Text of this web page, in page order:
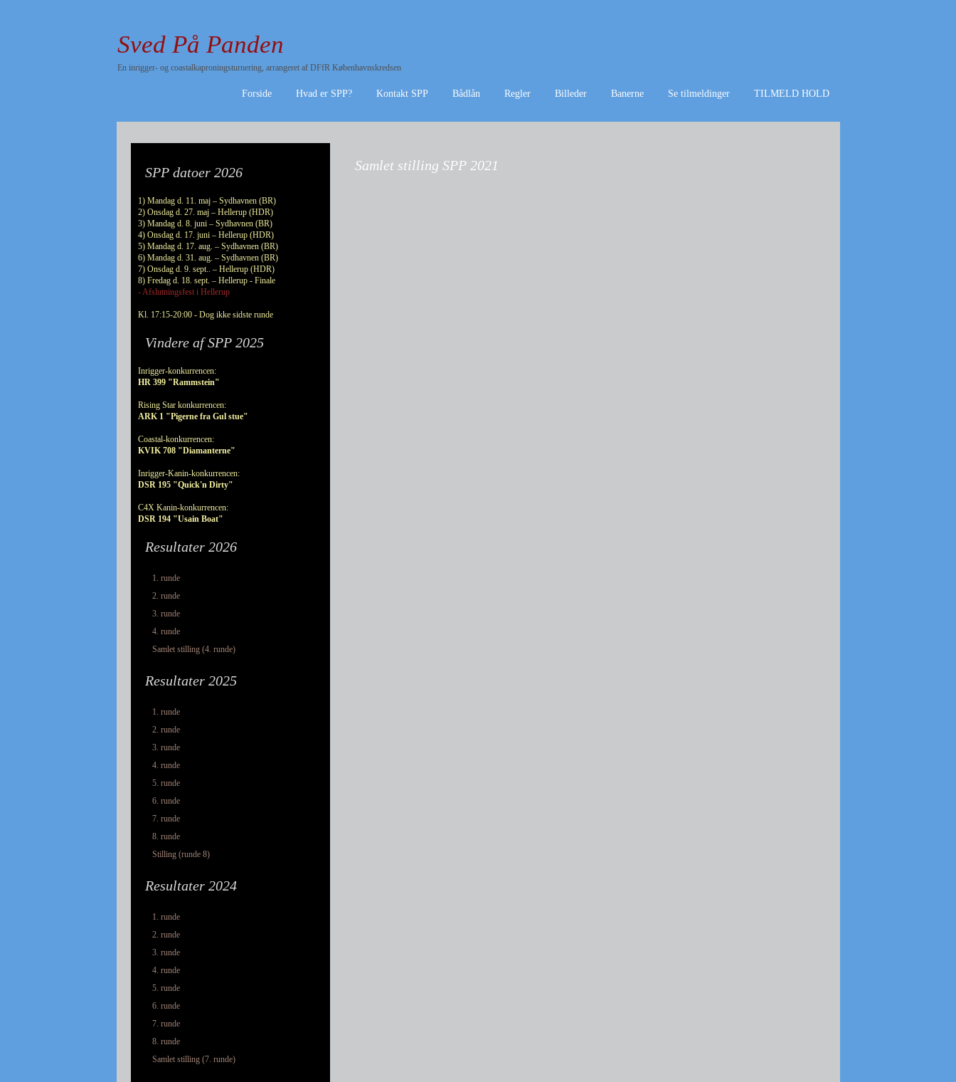
Sved På Panden
En inrigger- og coastalkaproningsturnering, arrangeret af DFfR Københavnskredsen
Forside Hvad er SPP? Kontakt SPP Bådlån Regler Billeder Banerne Se tilmeldinger TILMELD HOLD
SPP datoer 2026
1) Mandag d. 11. maj – Sydhavnen (BR)
2) Onsdag d. 27. maj – Hellerup (HDR)
3) Mandag d. 8. juni – Sydhavnen (BR)
4) Onsdag d. 17. juni – Hellerup (HDR)
5) Mandag d. 17. aug. – Sydhavnen (BR)
6) Mandag d. 31. aug. – Sydhavnen (BR)
7) Onsdag d. 9. sept.. – Hellerup (HDR)
8) Fredag d. 18. sept. – Hellerup - Finale
- Afslutningsfest i Hellerup
Kl. 17:15-20:00 - Dog ikke sidste runde
Vindere af SPP 2025
Inrigger-konkurrencen:
HR 399 "Rammstein"
Rising Star konkurrencen:
ARK 1 "Pigerne fra Gul stue"
Coastal-konkurrencen:
KVIK 708 "Diamanterne"
Inrigger-Kanin-konkurrencen:
DSR 195 "Quick'n Dirty"
C4X Kanin-konkurrencen:
DSR 194 "Usain Boat"
Resultater 2026
1. runde
2. runde
3. runde
4. runde
Samlet stilling (4. runde)
Resultater 2025
1. runde
2. runde
3. runde
4. runde
5. runde
6. runde
7. runde
8. runde
Stilling (runde 8)
Resultater 2024
1. runde
2. runde
3. runde
4. runde
5. runde
6. runde
7. runde
8. runde
Samlet stilling (7. runde)
Samlet stilling SPP 2021